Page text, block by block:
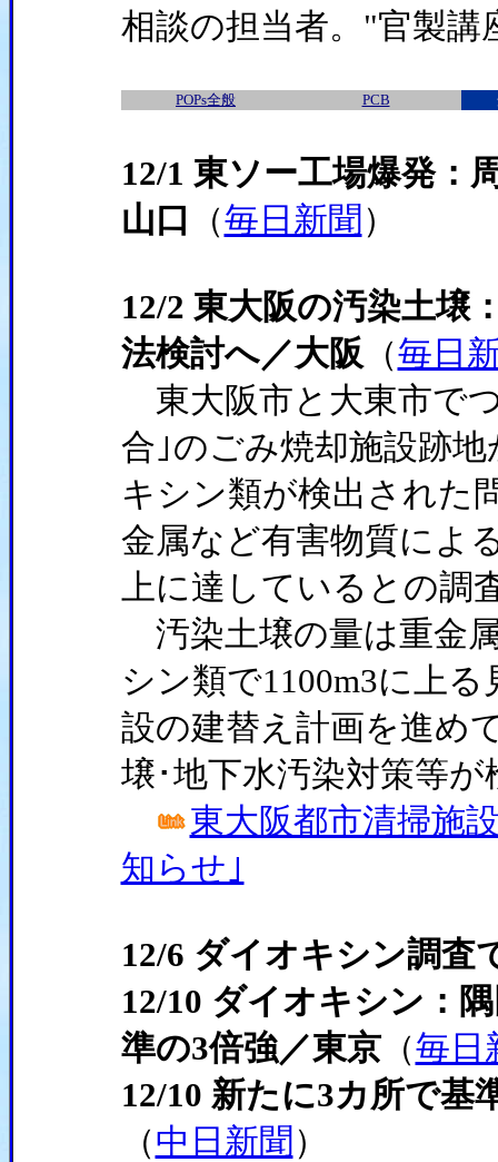
相談の担当者。"官製講
POPs全般 PCB
12/1 東ソー工場爆発：
山口
（毎日新聞 ）
12/2 東大阪の汚染土壌
法検討へ／大阪 （毎日
東大阪市と大東市で
合｣のごみ焼却施設跡
キシン類が検出された
金属など有害物質によ
上に達しているとの調
汚染土壌の量は重金
シン類で1100m3に上
設の建替え計画を進め
壌･地下水汚染対策等
東大阪都市清掃施
知らせ｣
12/6 ダイオキシン調査
12/10 ダイオキシン：
準の3倍強／東京（毎日
12/10 新たに3カ所で
（中日新聞 ）